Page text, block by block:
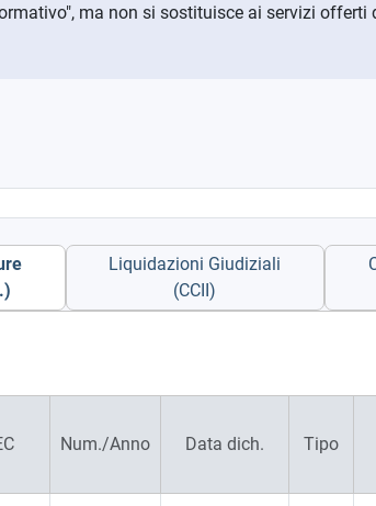
ma non si sostituisce ai servizi
Liquidazioni Giudiziali
(CCII)
Num./Anno Data dich. Tipo